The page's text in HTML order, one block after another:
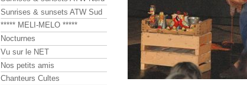
Sunrises & sunsets ATW Sud
***** MELI-MELO *****
Nocturnes
Vu sur le NET
Nos petits amis
Chanteurs Cultes